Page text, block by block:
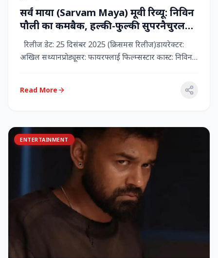
सर्वं माया (Sarvam Maya) मूवी रिव्यू: निविन
पौली का कमबैक, हल्की-फुल्की सुपरनैचुरल
कॉमेडी जो दिल को छू जाती है
रिलीज डेट: 25 दिसंबर 2025 (क्रिसमस रिलीज)डायरेक्टर:
अखिल सथ्यानप्रोड्यूसर: फायरफ्लाई फिल्म्सस्टार कास्ट: निविन
Read More
ENTERTAINMENT